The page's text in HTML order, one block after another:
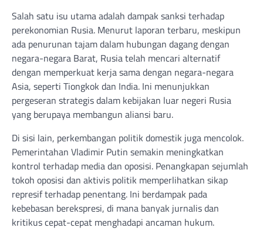
Salah satu isu utama adalah dampak sanksi terhadap
perekonomian Rusia. Menurut laporan terbaru, meskipun
ada penurunan tajam dalam hubungan dagang dengan
negara-negara Barat, Rusia telah mencari alternatif
dengan memperkuat kerja sama dengan negara-negara
Asia, seperti Tiongkok dan India. Ini menunjukkan
pergeseran strategis dalam kebijakan luar negeri Rusia
yang berupaya membangun aliansi baru.
Di sisi lain, perkembangan politik domestik juga mencolok.
Pemerintahan Vladimir Putin semakin meningkatkan
kontrol terhadap media dan oposisi. Penangkapan sejumlah
tokoh oposisi dan aktivis politik memperlihatkan sikap
represif terhadap penentang. Ini berdampak pada
kebebasan berekspresi, di mana banyak jurnalis dan
kritikus cepat-cepat menghadapi ancaman hukum.